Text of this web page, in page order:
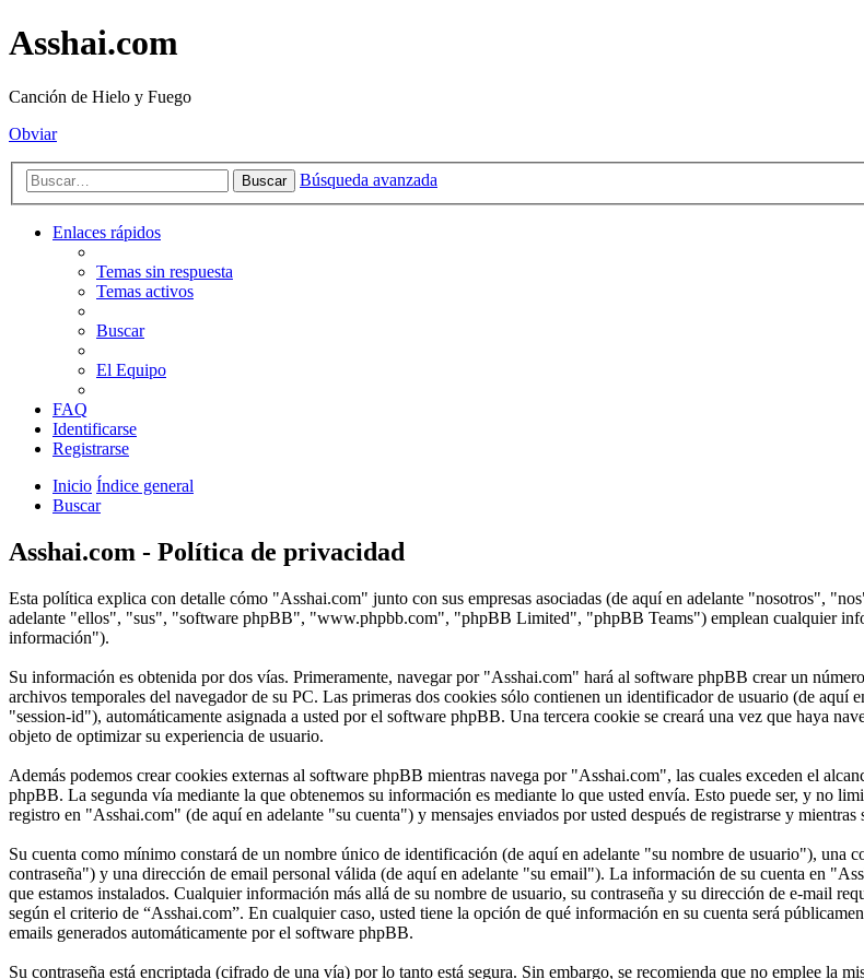
Asshai.com
Canción de Hielo y Fuego
Obviar
Buscar Búsqueda avanzada
Enlaces rápidos
Temas sin respuesta
Temas activos
Buscar
El Equipo
FAQ
Identificarse
Registrarse
Inicio Índice general
Buscar
Asshai.com - Política de privacidad
Esta política explica con detalle cómo "Asshai.com" junto con sus empresas asociadas (de aquí en adelante "nosotros",
adelante "ellos", "sus", "software phpBB", "www.phpbb.com", "phpBB Limited", "phpBB Teams") emplean cualquier
información").
Su información es obtenida por dos vías. Primeramente, navegar por "Asshai.com" hará al software phpBB crear un
archivos temporales del navegador de su PC. Las primeras dos cookies sólo contienen un identificador de usuario (de
"session-id"), automáticamente asignada a usted por el software phpBB. Una tercera cookie se creará una vez que haya
objeto de optimizar su experiencia de usuario.
Además podemos crear cookies externas al software phpBB mientras navega por "Asshai.com", las cuales exceden el
phpBB. La segunda vía mediante la que obtenemos su información es mediante lo que usted envía. Esto puede ser, y no
registro en "Asshai.com" (de aquí en adelante "su cuenta") y mensajes enviados por usted después de registrarse y
Su cuenta como mínimo constará de un nombre único de identificación (de aquí en adelante "su nombre de usuario"), una
contraseña") y una dirección de email personal válida (de aquí en adelante "su email"). La información de su cuenta en
que estamos instalados. Cualquier información más allá de su nombre de usuario, su contraseña y su dirección de e-mail
según el criterio de “Asshai.com”. En cualquier caso, usted tiene la opción de qué información en su cuenta será
emails generados automáticamente por el software phpBB.
Su contraseña está encriptada (cifrado de una vía) por lo tanto está segura. Sin embargo, se recomienda que no emplee la